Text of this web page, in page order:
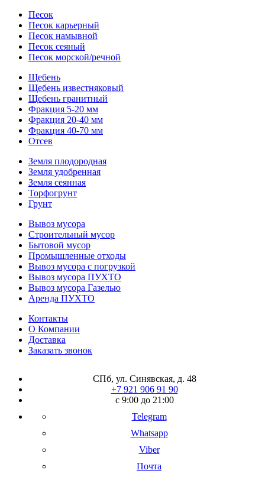
Песок
Песок карьерный
Песок намывной
Песок сеяный
Песок морской/речной
Щебень
Щебень известняковый
Щебень гранитный
Фракция 5-20 мм
Фракция 20-40 мм
Фракция 40-70 мм
Отсев
Земля плодородная
Земля удобренная
Земля сеянная
Торфогрунт
Грунт
Вывоз мусора
Строительный мусор
Бытовой мусор
Промышленные отходы
Вывоз мусора с погрузкой
Вывоз мусора ПУХТО
Вывоз мусора Газелью
Аренда ПУХТО
Контакты
О Компании
Доставка
Заказать звонок
СПб, ул. Синявская, д. 48
+7 921 906 91 90
с 9:00 до 21:00
Telegram
Whatsapp
Viber
Почта